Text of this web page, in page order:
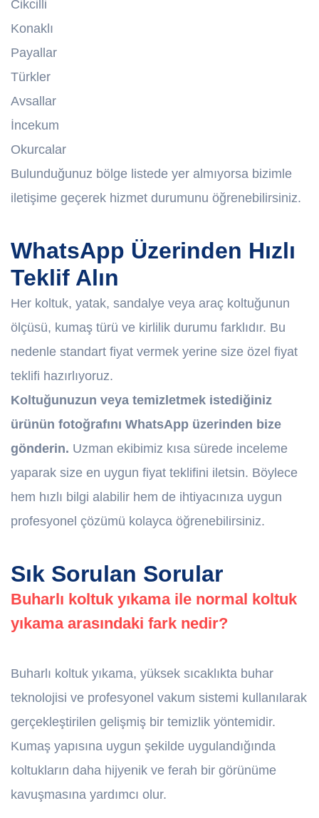
Cikcilli
Konaklı
Payallar
Türkler
Avsallar
İncekum
Okurcalar
Bulunduğunuz bölge listede yer almıyorsa bizimle
iletişime geçerek hizmet durumunu öğrenebilirsiniz.
WhatsApp Üzerinden Hızlı
Teklif Alın
Her koltuk, yatak, sandalye veya araç koltuğunun
ölçüsü, kumaş türü ve kirlilik durumu farklıdır. Bu
nedenle standart fiyat vermek yerine size özel fiyat
teklifi hazırlıyoruz.
Koltuğunuzun veya temizletmek istediğiniz
ürünün fotoğrafını WhatsApp üzerinden bize
gönderin. Uzman ekibimiz kısa sürede inceleme
yaparak size en uygun fiyat teklifini iletsin. Böylece
hem hızlı bilgi alabilir hem de ihtiyacınıza uygun
profesyonel çözümü kolayca öğrenebilirsiniz.
Sık Sorulan Sorular
Buharlı koltuk yıkama ile normal koltuk
yıkama arasındaki fark nedir?
Buharlı koltuk yıkama, yüksek sıcaklıkta buhar
teknolojisi ve profesyonel vakum sistemi kullanılarak
gerçekleştirilen gelişmiş bir temizlik yöntemidir.
Kumaş yapısına uygun şekilde uygulandığında
koltukların daha hijyenik ve ferah bir görünüme
kavuşmasına yardımcı olur.